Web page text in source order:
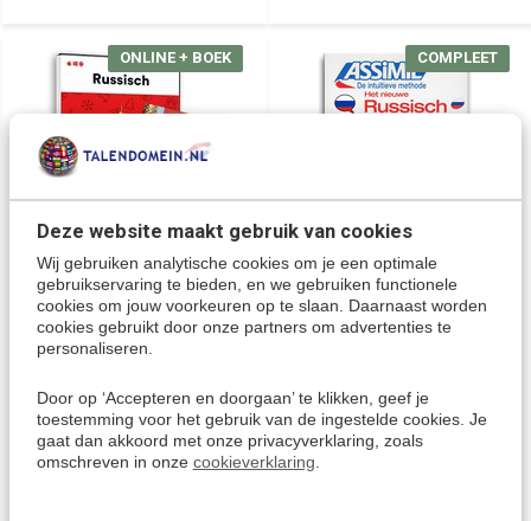
Deze website maakt gebruik van cookies
Wij gebruiken analytische cookies om je een optimale
gebruikservaring te bieden, en we gebruiken functionele
cookies om jouw voorkeuren op te slaan. Daarnaast worden
cookies gebruikt door onze partners om advertenties te
personaliseren.
Door op ‘Accepteren en doorgaan’ te klikken, geef je
toestemming voor het gebruik van de ingestelde cookies. Je
gaat dan akkoord met onze privacyverklaring, zoals
omschreven in onze cookieverklaring
Leer Russisch - Online
cursus + Taalgids Russisch
ONLINE + BOEK
Een handig leerpakket om snel
voor zelfstudie, vakantie of ...
€ 59,95€ 58,95
Deliverytime
Russisch leren Online +
Boek + Audio CD's -
Complete cursus Russisch
- Niveau A1 tot B2 -
COMPLEET
Compleet Russisch leren met de
PC, Tablet of Smartphone, samen
met het Leerboek Russisch,...
€ 119,95